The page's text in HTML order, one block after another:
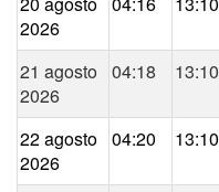
2026
21 agosto
2026
04:18 13:10
22 agosto
2026
04:20 13:10